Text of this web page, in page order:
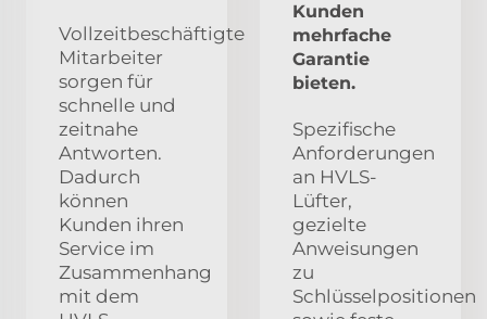
Vollzeitbeschäftigte
Mitarbeiter
sorgen für
schnelle und
zeitnahe
Antworten.
Dadurch
können
Kunden ihren
Service im
Zusammenhang
mit dem
Kunden
mehrfache
Garantie
bieten.
Spezifische
Anforderungen
an HVLS-
Lüfter,
gezielte
Anweisungen
zu
Schlüsselpositionen